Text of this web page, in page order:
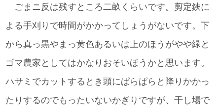
ごまニ反は残すところ二畝くらいです。剪定鋏に
よる手刈りで時間がかかってしょうがないです。下
から真っ黒やまっ黄色あるいは上のほうがやや緑と
ゴマ農家としてはかなりおそいほうかと思います。
ハサミでカットするとき頭にぱらぱらと降りかかっ
たりするのでもったいないかぎりですが、干し場で